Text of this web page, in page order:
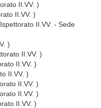
II.VV. )
II.VV. )
II.VV. - Sede
)
II.VV. )
II.VV. )
II.VV. )
II.VV. )
II.VV. )
II.VV. )